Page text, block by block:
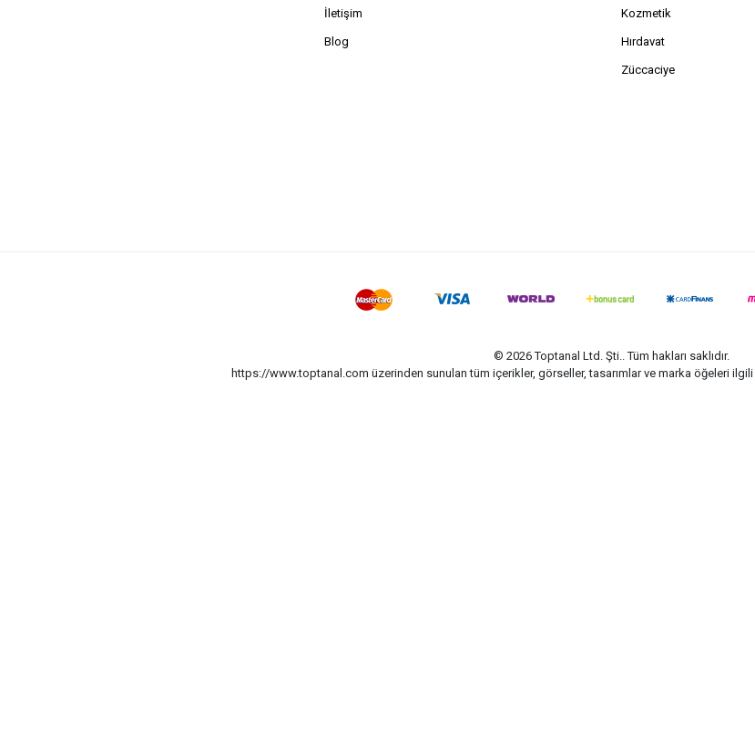
İletişim
Blog
Kozmetik
Hırdavat
Züccaciye
© 2026 Toptanal Ltd. Şti.. Tüm hakları saklıdır.
https://www.toptanal.com üzerinden sunulan tüm içerikler, görseller, tasarımlar ve marka öğeleri